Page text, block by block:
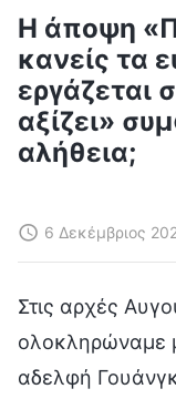
Η άποψη
κανείς τα
εργάζεται
αξίζει»
αλήθεια;
6 Δεκέμβριος
Στις αρχές
ολοκληρώναμε
αδελφή